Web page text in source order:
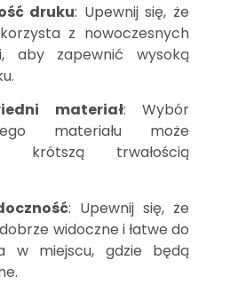
druku: Upewnij się, że
z nowoczesnych
aby zapewnić wysoką
materiał: Wybór
materiału może
krótszą trwałością
: Upewnij się, że
widoczne i łatwe do
w miejscu, gdzie będą